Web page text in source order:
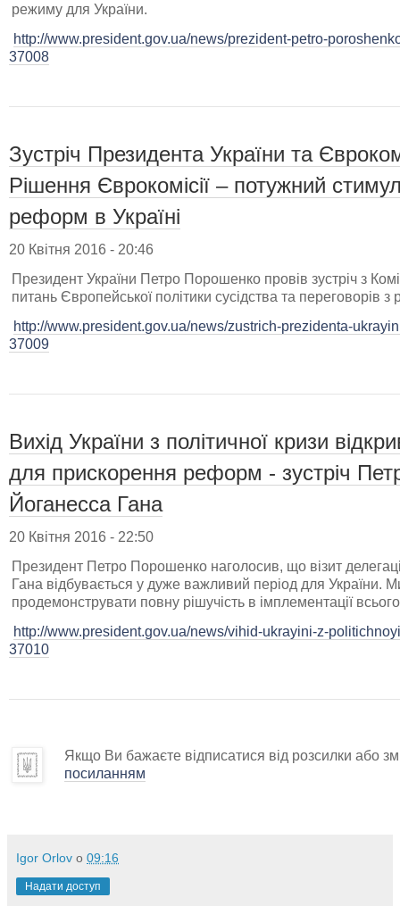
режиму для України.
http://www.president.gov.ua/news/prezident-petro-
37008
Зустріч Президента України та
Рішення Єврокомісії – потужний
реформ в Україні
20 Квітня 2016 - 20:46
Президент України Петро Порошенко провів зустріч з
питань Європейської політики сусідства та
http://www.president.gov.ua/news/zustrich-prezidenta-
37009
Вихід України з політичної кризи
для прискорення реформ - зустріч
Йоганесса Гана
20 Квітня 2016 - 22:50
Президент Петро Порошенко наголосив, що візит
Гана відбувається у дуже важливий період для України.
продемонструвати повну рішучість в імплементації
http://www.president.gov.ua/news/vihid-ukrayini-z-
37010
Якщо Ви бажаєте відписатися від розсилки або
посиланням
Igor Orlov о 09:16
Надати доступ